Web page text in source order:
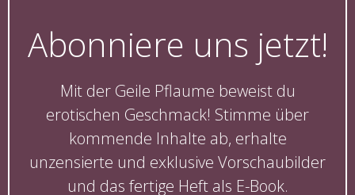
Abonniere uns jetzt!
Mit der Geile Pflaume beweist du
erotischen Geschmack! Stimme über
kommende Inhalte ab, erhalte
unzensierte und exklusive Vorschaubilder
und das fertige Heft als E-Book.